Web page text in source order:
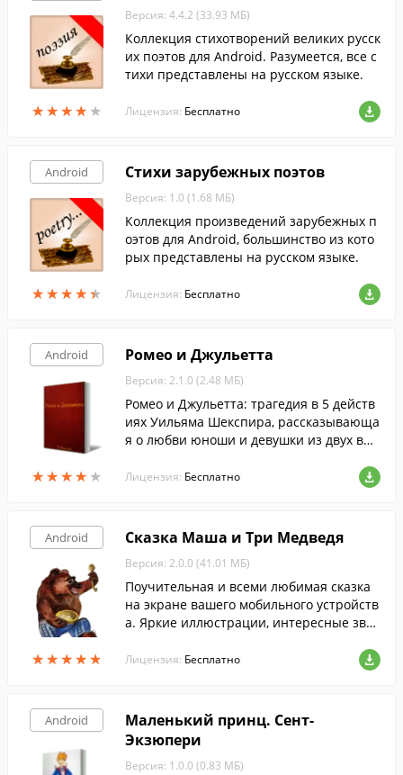
★★★★ ★
★★★★ ★
Версия: 4.4.2 (33.93 МБ)
Коллекция стихотворений великих русск
их поэтов для Android. Разумеется, все с
тихи представлены на русском языке.
Лицензия: Бесплатно
Android
★★★★★
★★★★★
Стихи зарубежных поэтов
Версия: 1.0 (1.68 МБ)
Коллекция произведений зарубежных п
оэтов для Android, большинство из кото
рых представлены на русском языке.
Лицензия: Бесплатно
Android
★★★★ ★
★★★★ ★
Ромео и Джульетта
Версия: 2.1.0 (2.48 МБ)
Ромео и Джульетта: трагедия в 5 действ
иях Уильяма Шекспира, рассказывающа
я о любви юноши и девушки из двух вра
Капулетти.
Лицензия: Бесплатно
Android
★★★★★
★★★★★
Сказка Маша и Три Медведя
Версия: 2.0.0 (41.01 МБ)
Поучительная и всеми любимая сказка
на экране вашего мобильного устройств
а. Яркие иллюстрации, интересные звук
енок будет в восторге.
Лицензия: Бесплатно
Android
Маленький принц. Сент-
Экзюпери
Версия: 1.0.0 (0.83 МБ)